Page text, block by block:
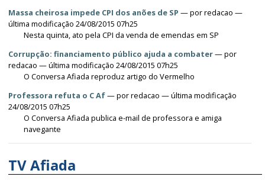
Massa cheirosa impede CPI dos anões de SP —porredacao —
última modificação 24/08/2015 07h25
Nesta quinta, ato pela CPI da venda de emendas em SP
Corrupção: financiamento público ajuda a combater—por
redacao — última modificação 24/08/2015 07h25
O Conversa Afiada reproduz artigo do Vermelho
Professora refuta o C Af—porredacao — última modificação
24/08/2015 07h25
O Conversa Afiada publica e-mail de professora e amiga
navegante
TV Afiada